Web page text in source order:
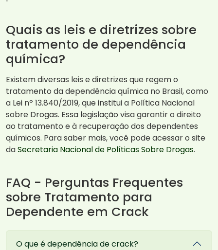
Quais as leis e diretrizes sobre
tratamento de dependência
química?
Existem diversas leis e diretrizes que regem o
tratamento da dependência química no Brasil, como
a Lei nº 13.840/2019, que institui a Política Nacional
sobre Drogas. Essa legislação visa garantir o direito
ao tratamento e à recuperação dos dependentes
químicos. Para saber mais, você pode acessar o site
daSecretaria Nacional de Políticas Sobre Drogas.
FAQ - Perguntas Frequentes
sobre Tratamento para
Dependente em Crack
O que é dependência de crack?